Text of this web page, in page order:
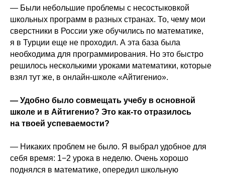
— Были небольшие проблемы с несостыковкой
школьных программ в разных странах. То, чему мои
сверстники в России уже обучились по математике,
я в Турции еще не проходил. А эта база была
необходима для программирования. Но это быстро
решилось несколькими уроками математики, которые
взял тут же, в онлайн-школе «Айтигенио».
— Удобно было совмещать учебу в основной
школе и в Айтигенио? Это как-то отразилось
на твоей успеваемости?
— Никаких проблем не было. Я выбрал удобное для
себя время: 1−2 урока в неделю. Очень хорошо
поднялся в математике, опередил школьную